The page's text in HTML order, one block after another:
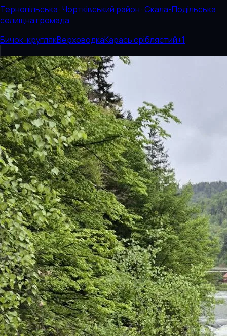
Тернопільська · Чортківський район · Скала-Подільська
селищна громада
Бичок-круглякВерховодкаКарась сріблястий+1